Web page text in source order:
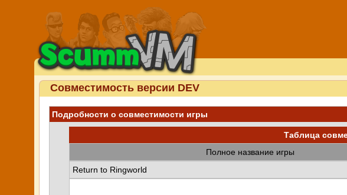
Совместимость версии DEV
Подробности о совместимости игры
Таблица
Полное название игры
Return to Ringworld